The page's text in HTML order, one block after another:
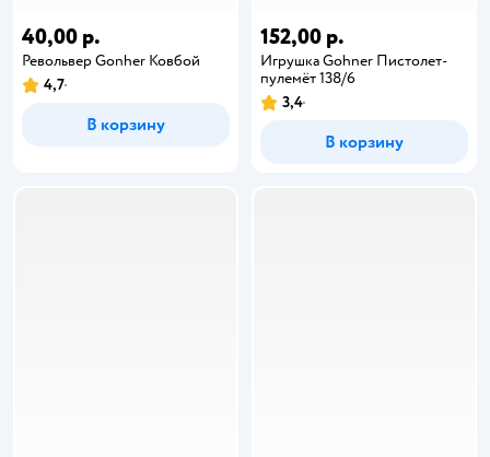
40,00 р.
Револьвер Gonher Ковбой
4,7
В корзину
152,00 р.
Игрушка Gohner Пистолет-
пулемёт 138/6
3,4
В корзину